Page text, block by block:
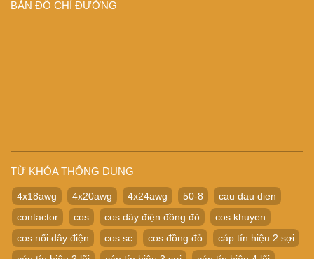
BẢN ĐỒ CHỈ ĐƯỜNG
TỪ KHÓA THÔNG DỤNG
4x18awg 4x20awg 4x24awg 50-8
cau dau dien
contactor
cos cos dây điện đồng đỏ
cos khuyen
cos nối dây điện
cos sc cos đồng đỏ
cáp tín hiệu 2 sợi